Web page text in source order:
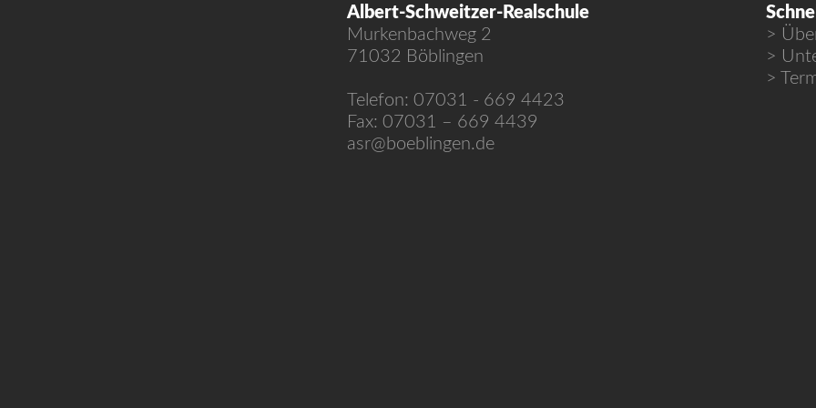
Albert-Schweitzer-Realschule
Murkenbachweg 2
71032 Böblingen
Telefon: 07031 - 669 4423
Fax: 07031 – 669 4439
asr@boeblingen.de